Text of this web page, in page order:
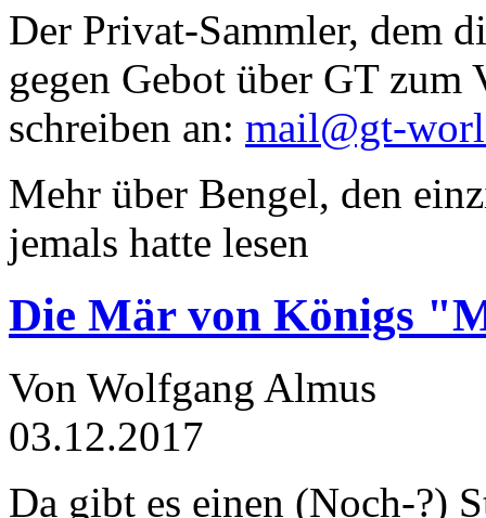
Der Privat-Sammler, dem
gegen Gebot über GT zum
schreiben an: mail@gt-
Mehr über Bengel, den
jemals hatte lesen
Die Mär von Königs
Von Wolfgang Almus
03.12.2017
Da gibt es einen (Noch-?)